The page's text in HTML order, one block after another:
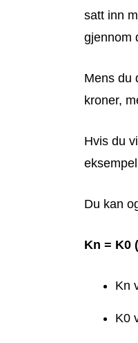
satt inn
gjennom
Mens du
kroner,
Hvis du
Du kan
Kn = K0
Kn
K0